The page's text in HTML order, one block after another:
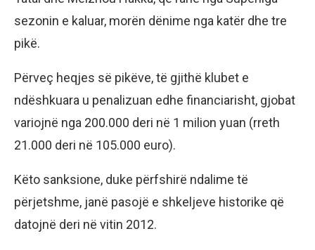
sezonin e kaluar, morën dënime nga katër dhe tre
pikë.
Përveç heqjes së pikëve, të gjithë klubet e
ndëshkuara u penalizuan edhe financiarisht, gjobat
variojnë nga 200.000 deri në 1 milion yuan (rreth
21.000 deri në 105.000 euro).
Këto sanksione, duke përfshirë ndalime të
përjetshme, janë pasojë e shkeljeve historike që
datojnë deri në vitin 2012.